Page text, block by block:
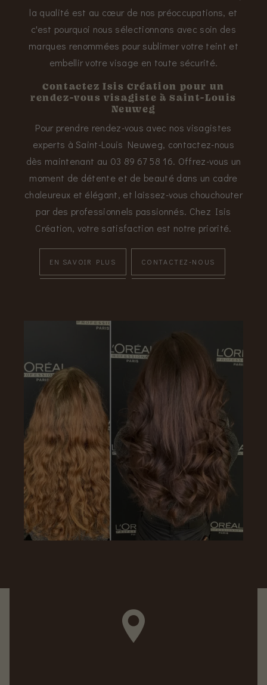
la qualité est au cœur de nos préoccupations, et
c'est pourquoi nous sélectionnons avec soin des
marques renommées pour sublimer votre teint et
embellir votre visage en toute sécurité.
Contactez Isis Création pour un
rendez-vous visagiste à Saint-Louis
Neuweg
Pour prendre rendez-vous avec nos visagistes
experts à Saint-Louis Neuweg, contactez-nous
dès maintenant au 03 89 67 58 16. Offrez-vous un
moment de détente et de beauté dans un cadre
chaleureux et élégant, et laissez-vous chouchouter
par des professionnels passionnés. Chez Isis
Création, votre satisfaction est notre priorité.
EN SAVOIR PLUS CONTACTEZ-NOUS